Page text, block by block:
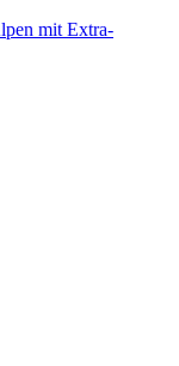
mit Extra-